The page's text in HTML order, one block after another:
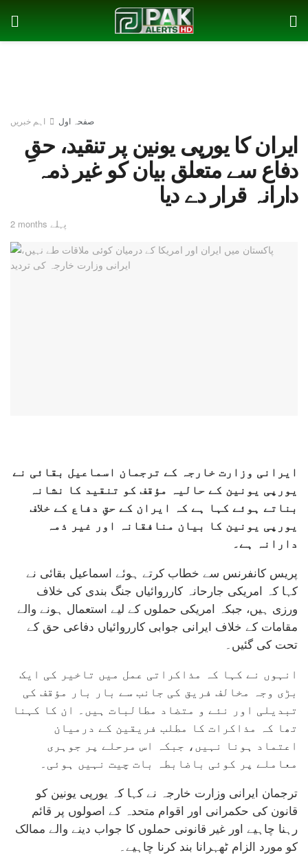
صفحہ اول اہم خبریں
ایران کا یورپی یونین پر تنقید، حقِ
دفاع سے متعلق بیان کو غیر ذمہ
دارانہ قرار دے دیا
2 months پہلے
ایرانی وزارت خارجہ کے ترجمان اسماعیل بقائی نے
یورپی یونین کے حالیہ مؤقف کو تنقید کا نشانہ
بناتے ہوئے کہا ہے کہ ایران کے حقِ دفاع کے خلاف
یورپی یونین کا بیان منافقانہ اور غیر ذمہ
دارانہ ہے۔
پریس کانفرنس سے خطاب کرتے ہوئے اسماعیل بقائی نے
کہا کہ امریکی جارحانہ کارروائیاں جنگ بندی کی خلاف
ورزی ہیں، جبکہ امریکی حملوں کے لیے استعمال ہونے والے
مقامات کے خلاف ایرانی جوابی کارروائیاں دفاعی حق کے
تحت کی گئیں۔
انہوں نے کہا کہ مذاکراتی عمل میں تاخیر کی ایک
بڑی وجہ مخالف فریق کی جانب سے بار بار مؤقف کی
تبدیلی اور نئے و متضاد مطالبات ہیں۔ ان کا کہنا
تھا کہ مذاکرات کا مطلب فریقین کے درمیان
اعتماد ہونا نہیں، جبکہ اس مرحلے پر جوہری
معاملے پر کوئی باضابطہ بات چیت نہیں ہوئی۔
ترجمان ایرانی وزارت خارجہ نے کہا کہ یورپی یونین کو
قانون کی حکمرانی اور اقوام متحدہ کے اصولوں پر قائم
رہنا چاہیے اور غیر قانونی حملوں کا جواب دینے والے ممالک
کو مورد الزام ٹھہرانا بند کرنا چاہیے۔